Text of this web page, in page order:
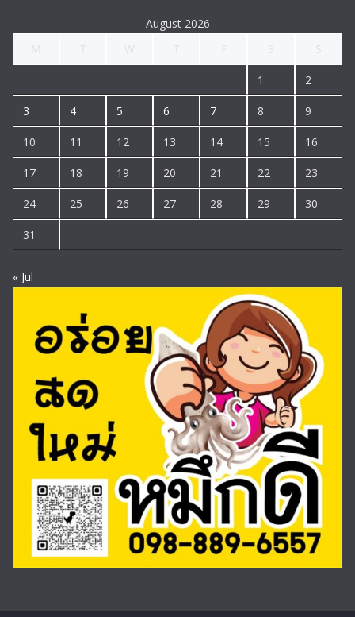
August 2026
1 2
3 4 5 6 7 8 9
10 11 12 13 14 15 16
17 18 19 20 21 22 23
24 25 26 27 28 29 30
31
« Jul